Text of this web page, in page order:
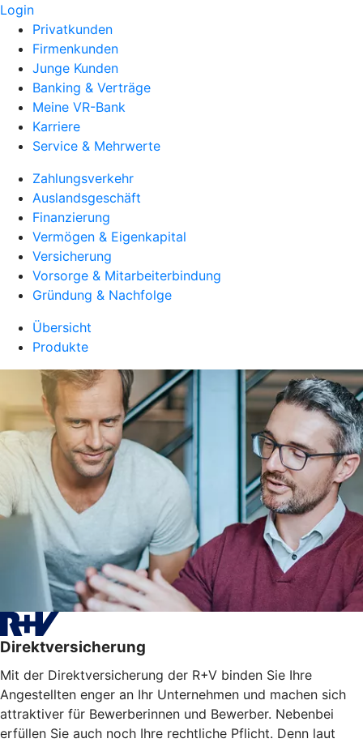
Login
Privatkunden
Firmenkunden
Junge Kunden
Banking & Verträge
Meine VR-Bank
Karriere
Service & Mehrwerte
Zahlungsverkehr
Auslandsgeschäft
Finanzierung
Vermögen & Eigenkapital
Versicherung
Vorsorge & Mitarbeiterbindung
Gründung & Nachfolge
Übersicht
Produkte
Direktversicherung
Mit der Direktversicherung der R+V binden Sie Ihre
Angestellten enger an Ihr Unternehmen und machen sich
attraktiver für Bewerberinnen und Bewerber. Nebenbei
erfüllen Sie auch noch Ihre rechtliche Pflicht. Denn laut